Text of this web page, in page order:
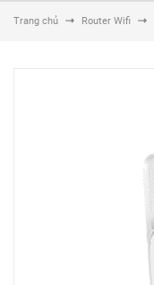
Trang chủ Router Wifi